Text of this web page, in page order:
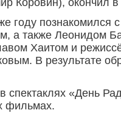
Коровин), окончил в
году познакомился
а также Леонидом
Хаитом и
В результате
«День
фильмах.